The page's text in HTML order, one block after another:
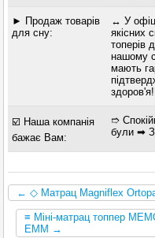
► Продаж товарів
для сну:
↔ У
якісних
топерів
нашому
мають
☑️ Наша компанія
бажає Вам:
➱
були ➡
← ◇ Матрац Magniflex
≡ Міні-матрац топпер
ЕММ →